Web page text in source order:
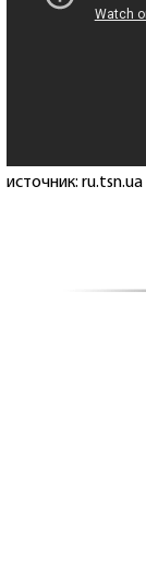
источник: ru.tsn.ua